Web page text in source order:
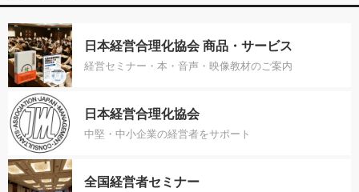
日本経営合理化協会 商品・サービス
経営セミナー・本・音声・映像教材のご案内
日本経営合理化協会
中堅・中小企業の経営者をサポート
全国経営者セミナー